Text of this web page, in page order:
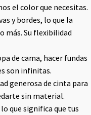
el color que necesitas.
y bordes, lo que la
más. Su flexibilidad
de cama, hacer fundas
son infinitas.
generosa de cinta para
sin material.
que significa que tus